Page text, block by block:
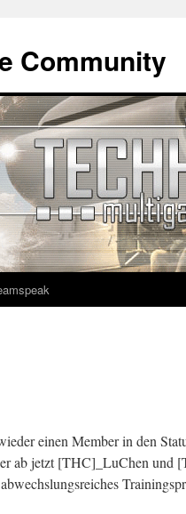
Community
einen Member in den
ab jetzt [THC]_LuChen und